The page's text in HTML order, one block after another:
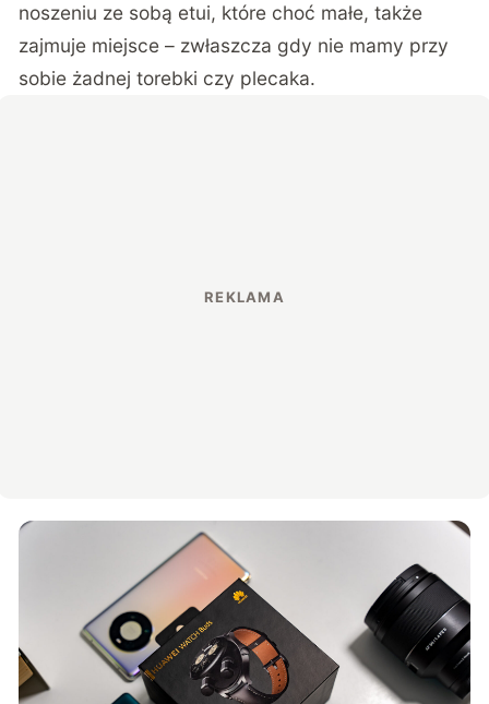
noszeniu ze sobą etui, które choć małe, także
zajmuje miejsce – zwłaszcza gdy nie mamy przy
sobie żadnej torebki czy plecaka.